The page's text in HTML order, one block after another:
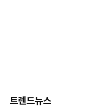
트렌드뉴스